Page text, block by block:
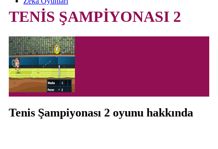
TENİS ŞAMPİYONASI 2
Tenis Şampiyonası 2 oyunu hakkında